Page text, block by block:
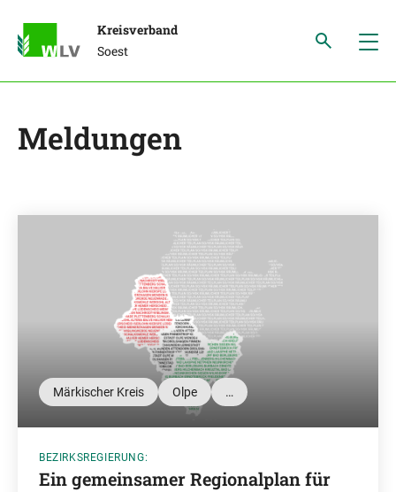
Kreisverband
Soest
Meldungen
Märkischer Kreis Olpe …
BEZIRKSREGIERUNG:
Ein gemeinsamer Regionalplan für